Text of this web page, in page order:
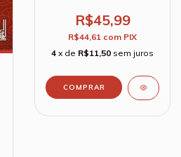
R$45,99
R$44,61 com PIX
4 x de R$11,50 sem juros